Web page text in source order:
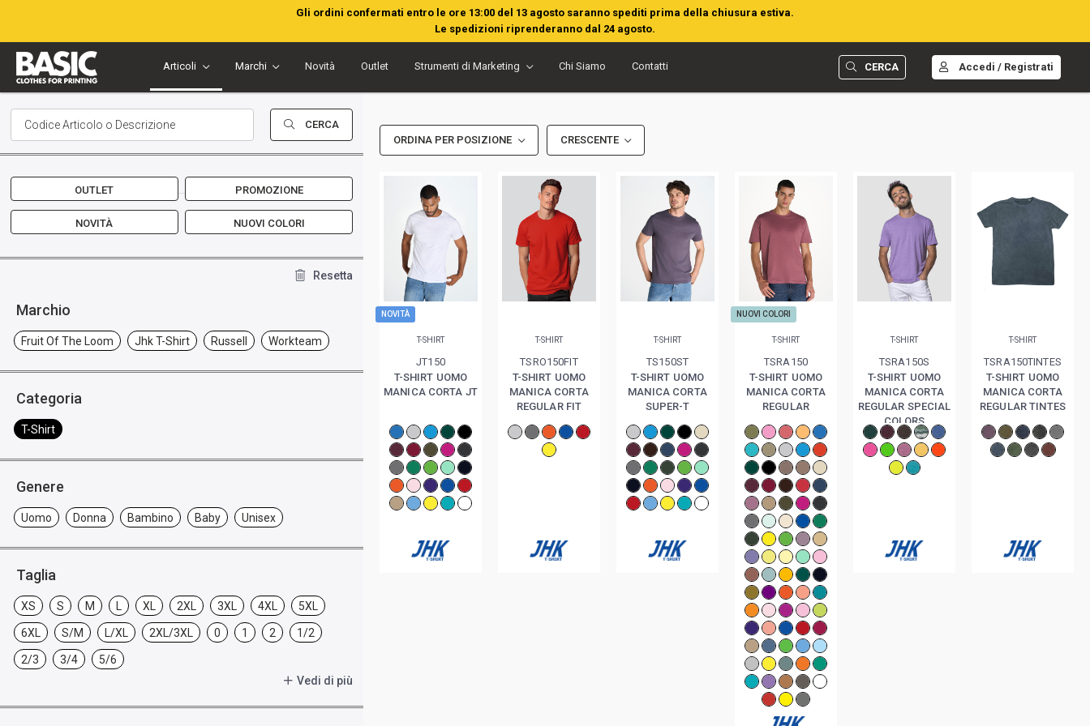
Gli ordini confermati entro le ore 13:00 del 13 agosto saranno spediti prima della chiusura estiva.
Le spedizioni riprenderanno dal 24 agosto.
Articoli Marchi Novità Outlet Strumenti di Marketing Chi Siamo Contatti CERCA Accedi / Registrati
CERCA
OUTLET PROMOZIONE
NOVITÀ NUOVI COLORI
Resetta
Marchio
Fruit Of The Loom Jhk T-Shirt Russell Workteam
Categoria
T-Shirt
Genere
Uomo Donna Bambino Baby Unisex
Taglia
XS S M L XL 2XL 3XL 4XL 5XL
6XL S/M L/XL 2XL/3XL 0 1 2 1/2
2/3 3/4
5/6
Vedi di più
ORDINA PER POSIZIONE CRESCENTE
NOVITÀ
T-SHIRT
JT150
T-SHIRT UOMO
MANICA CORTA JT
T-SHIRT
TSRO150FIT
T-SHIRT UOMO
MANICA CORTA
REGULAR FIT
T-SHIRT
TS150ST
T-SHIRT UOMO
MANICA CORTA
SUPER-T
NUOVI COLORI
T-SHIRT
TSRA150
T-SHIRT UOMO
MANICA CORTA
REGULAR
T-SHIRT
TSRA150S
T-SHIRT UOMO
MANICA CORTA
REGULAR SPECIAL
COLORS
T-SHIRT
TSRA150TINTES
T-SHIRT UOMO
MANICA CORTA
REGULAR TINTES